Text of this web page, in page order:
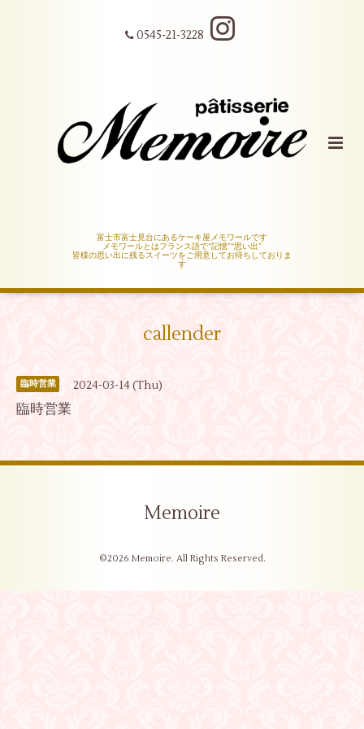
0545-21-3228
富士市富士見台にあるケーキ屋メモワールです
メモワールとはフランス語で“記憶”“思い出”
皆様の思い出に残るスイーツをご用意してお待ちしておりま
す
callender
臨時営業 2024-03-14 (Thu)
臨時営業
Memoire
©2026 Memoire. All Rights Reserved.